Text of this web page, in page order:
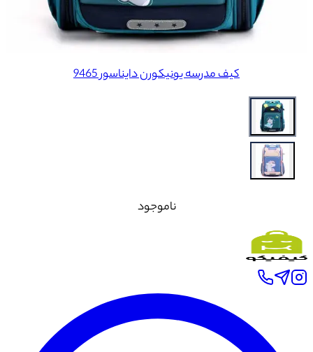
کیف مدرسه یونیکورن دایناسور 9465
ناموجود